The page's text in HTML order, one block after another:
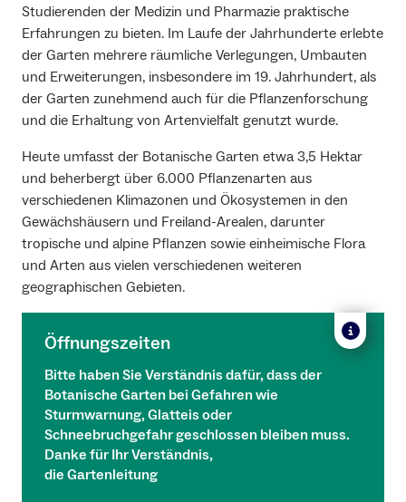
Studierenden der Medizin und Pharmazie praktische
Erfahrungen zu bieten. Im Laufe der Jahrhunderte erlebte
der Garten mehrere räumliche Verlegungen, Umbauten
und Erweiterungen, insbesondere im 19. Jahrhundert, als
der Garten zunehmend auch für die Pflanzenforschung
und die Erhaltung von Artenvielfalt genutzt wurde.
Heute umfasst der Botanische Garten etwa 3,5 Hektar
und beherbergt über 6.000 Pflanzenarten aus
verschiedenen Klimazonen und Ökosystemen in den
Gewächshäusern und Freiland-Arealen, darunter
tropische und alpine Pflanzen sowie einheimische Flora
und Arten aus vielen verschiedenen weiteren
geographischen Gebieten.
Öffnungszeiten
Bitte haben Sie Verständnis dafür, dass der
Botanische Garten bei Gefahren wie
Sturmwarnung, Glatteis oder
Schneebruchgefahr geschlossen bleiben muss.
Danke für Ihr Verständnis,
die Gartenleitung